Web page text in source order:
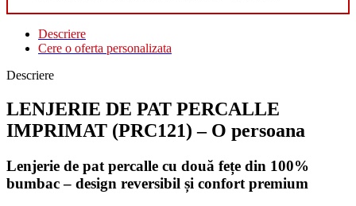
Descriere
Cere o oferta personalizata
Descriere
LENJERIE DE PAT PERCALLE
IMPRIMAT (PRC121) – O persoana
Lenjerie de pat percalle cu două fețe din 100%
bumbac – design reversibil și confort premium